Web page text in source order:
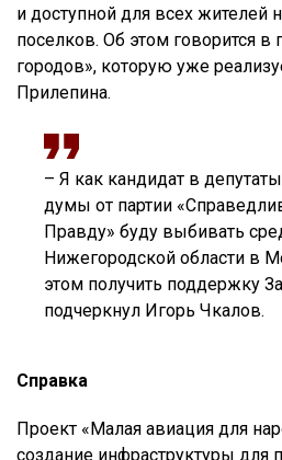
и доступной для всех жителей
поселков. Об этом говорится в
городов», которую уже
Прилепина.
– Я как кандидат в
думы от партии
Правду» буду выбивать
Нижегородской области в
этом получить поддержку
подчеркнул Игорь Чкалов.
Справка
Проект «Малая авиация для
создание инфраструктуры для